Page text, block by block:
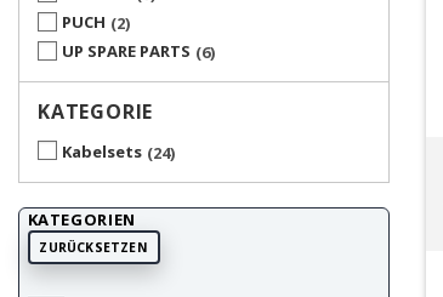
PUCH
2
UP SPARE PARTS
6
KATEGORIE
Kabelsets 24
KATEGORIEN
ZURÜCKSETZEN